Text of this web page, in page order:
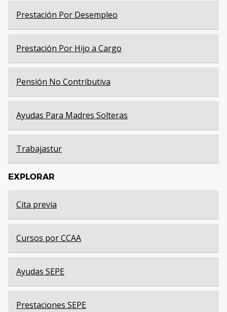
Prestación Por Desempleo
Prestación Por Hijo a Cargo
Pensión No Contributiva
Ayudas Para Madres Solteras
Trabajastur
EXPLORAR
Cita previa
Cursos por CCAA
Ayudas SEPE
Prestaciones SEPE